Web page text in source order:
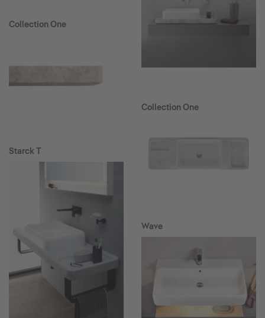
Collection One
Starck T
Collection One
Wave